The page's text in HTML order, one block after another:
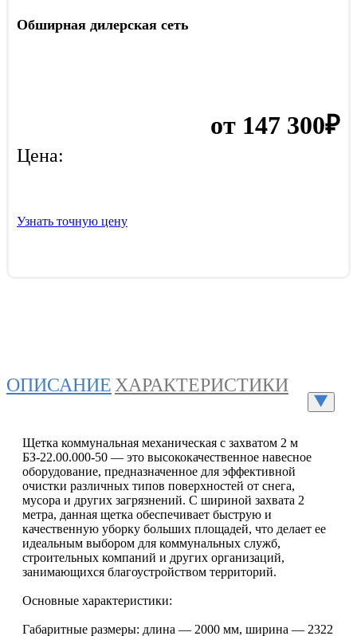
Обширная дилерская сеть
Цена:
от 147 300₽
Узнать точную цену
ОПИСАНИЕ ХАРАКТЕРИСТИКИ
Щетка коммунальная механическая с захватом 2 м
БЗ-22.00.000-50 — это высококачественное навесное
оборудование, предназначенное для эффективной
очистки различных типов поверхностей от снега,
мусора и других загрязнений. С шириной захвата 2
метра, данная щетка обеспечивает быструю и
качественную уборку больших площадей, что делает ее
идеальным выбором для коммунальных служб,
строительных компаний и других организаций,
занимающихся благоустройством территорий.​
Основные характеристики:
Габаритные размеры: длина — 2000 мм, ширина — 2322